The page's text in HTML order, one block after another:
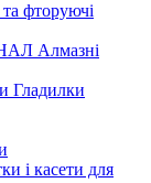
фторуючі
Алмазні
Гладилки
і касети для